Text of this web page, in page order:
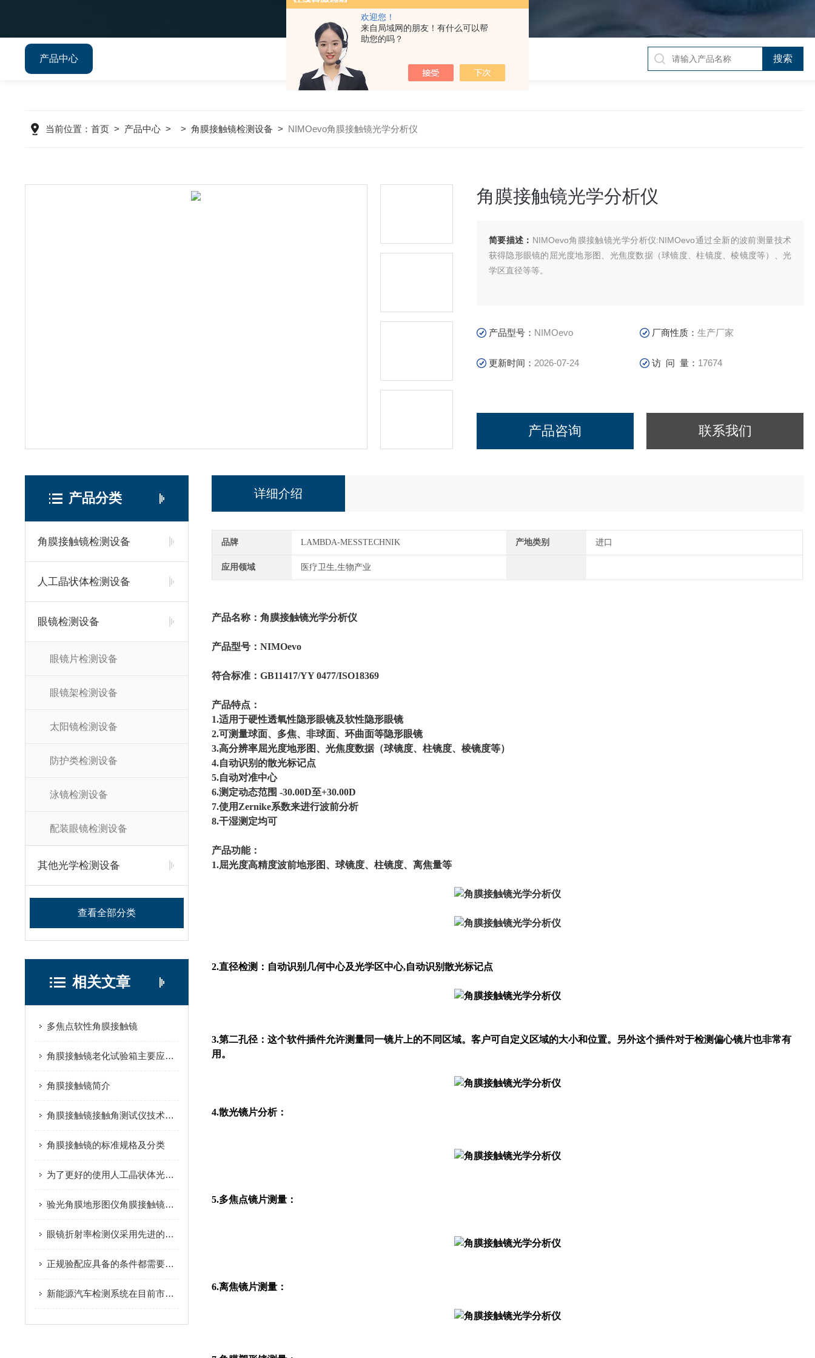
欢迎您！
来自局域网的朋友！有什么可以帮
助您的吗？
产品中心
当前位置： 首页> 产品中心> > 角膜接触镜检测设备 > NIMOevo角膜接触镜光学分析仪
角膜接触镜光学分析仪
简要描述： NIMOevo角膜接触镜光学分析仪:NIMOevo通过全新的波前测量技术
获得隐形眼镜的屈光度地形图、光焦度数据（球镜度、柱镜度、棱镜度等）、光
学区直径等等。
产品型号： NIMOevo 厂商性质：生产厂家
更新时间： 2026-07-24 访 问 量： 17674
产品咨询 联系我们
产品分类
角膜接触镜检测设备
人工晶状体检测设备
眼镜检测设备
眼镜片检测设备
眼镜架检测设备
太阳镜检测设备
防护类检测设备
泳镜检测设备
配装眼镜检测设备
其他光学检测设备
查看全部分类
相关文章
多焦点软性角膜接触镜
角膜接触镜老化试验箱主要应用于哪些场景？
角膜接触镜简介
角膜接触镜接触角测试仪技术参数
角膜接触镜的标准规格及分类
为了更好的使用人工晶状体光学分析仪这些维护保养细节不容错过
验光角膜地形图仪角膜接触镜适配功能
眼镜折射率检测仪采用先进的光学技术，能提供高精度的测量结果
正规验配应具备的条件都需要包含哪些方面呢
新能源汽车检测系统在目前市场较多，其重要性凸显无疑
详细介绍
品牌 LAMBDA-MESSTECHNIK 产地类别 进口
应用领域 医疗卫生,生物产业
产品名称：角膜接触镜光学分析仪
产品型号：NIMOevo
符合标准：GB11417/YY 0477/ISO18369
产品特点：
1.适用于硬性透氧性隐形眼镜及软性隐形眼镜
2.可测量球面、多焦、非球面、环曲面等隐形眼镜
3.高分辨率屈光度地形图、光焦度数据（球镜度、柱镜度、棱镜度等）
4.自动识别的散光标记点
5.自动对准中心
6.测定动态范围 -30.00D至+30.00D
7.使用Zernike系数来进行波前分析
8.干湿测定均可
产品功能：
1.屈光度高精度波前地形图、球镜度、柱镜度、离焦量等
2.直径检测： 自动识别几何中心及光学区中心,自动识别散光标记点
3.第二孔径：这个软件插件允许测量同一镜片上的不同区域。客户可自定义区域的大小和位置。另外这个插件对于检测偏心镜片也非常有
用。
4.散光镜片分析：
5.多焦点镜片测量：
6.离焦镜片测量：